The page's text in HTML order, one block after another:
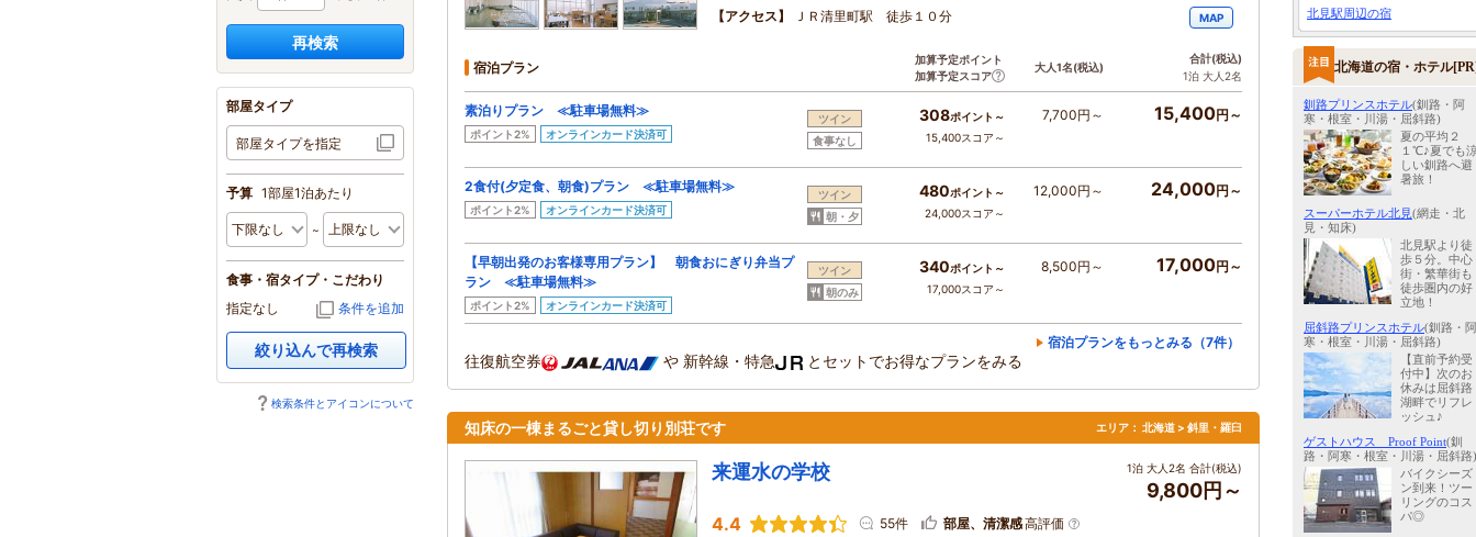
再検索
部屋タイプ
部屋タイプを指定
予算 1部屋1泊あたり
食事・宿タイプ・こだわり
指定なし
条件を追加
絞り込んで再検索
検索条件とアイコンについて
【アクセス】
ＪＲ清里町駅 徒歩１０分 MAP
宿泊プラン
加算予定ポイント
加算予定スコア
大人1名(税込)
合計(税込)
1泊 大人2名
素泊りプラン ≪駐車場無料≫
ポイント2% オンラインカード決済可
ツイン
食事なし
308ポイント～
15,400スコア～
7,700円～ 15,400円～
2食付(夕定食、朝食)プラン ≪駐車場無料≫
ポイント2% オンラインカード決済可
ツイン
朝・夕
480ポイント～
24,000スコア～
12,000円～ 24,000円～
【早朝出発のお客様専用プラン】 朝食おにぎり弁当プ
ラン ≪駐車場無料≫
ポイント2% オンラインカード決済可
ツイン
朝のみ
340ポイント～
17,000スコア～
8,500円～ 17,000円～
宿泊プランをもっとみる（7件）
往復航空券 や 新幹線・特急 とセットでお得なプランをみる
知床の一棟まるごと貸し切り別荘です エリア： 北海道 > 斜里・羅臼
来運水の学校 1泊 大人2名 合計(税込)
9,800円～
4.4 55件 部屋、清潔感高評価
北見駅周辺の宿
北海道の宿・ホテル
釧路プリンスホテル(釧路・阿
寒・根室・川湯・屈斜路)
夏の平均２
１℃♪夏でも
しい釧路へ避
暑旅！
スーパーホテル北見(網走・北
見・知床)
北見駅より徒
歩５分。中心
街・繁華街も
徒歩圏内の好
立地！
屈斜路プリンスホテル(釧路・阿
寒・根室・川湯・屈斜路)
【直前予約受
付中】次のお
休みは屈斜路
湖畔でリフレ
ッシュ♪
ゲストハウス Proof Point(釧
路・阿寒・根室・川湯・屈斜路)
バイクシーズ
ン到来！ツー
リングのコス
パ◎